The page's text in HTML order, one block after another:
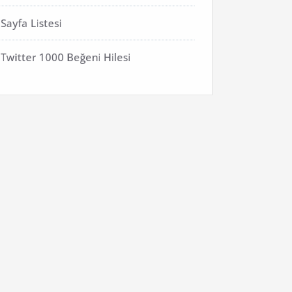
Sayfa Listesi
Twitter 1000 Beğeni Hilesi